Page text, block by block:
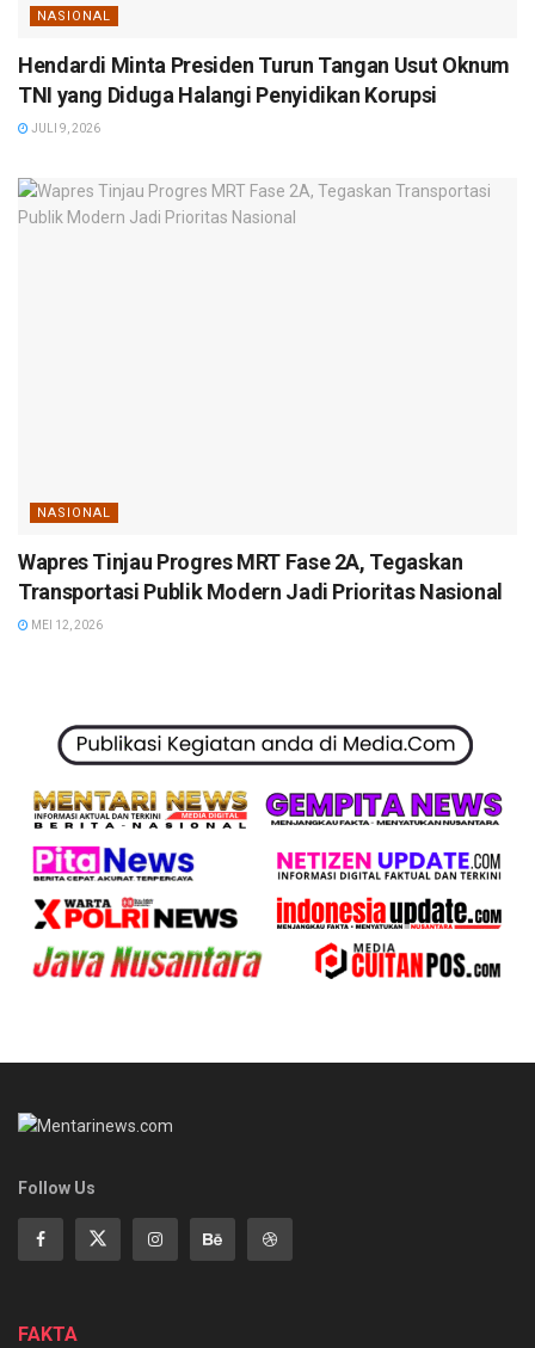
NASIONAL
Hendardi Minta Presiden Turun Tangan Usut Oknum
TNI yang Diduga Halangi Penyidikan Korupsi
JULI 9, 2026
NASIONAL
Wapres Tinjau Progres MRT Fase 2A, Tegaskan
Transportasi Publik Modern Jadi Prioritas Nasional
MEI 12, 2026
Follow Us
FAKTA